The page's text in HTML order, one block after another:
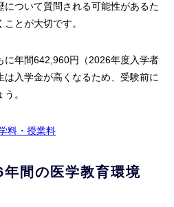
について質問される可能性があるた
とが大切です。
に年間642,960円（2026年度入学者
入学金が高くなるため、受験前に
。
料・授業料
間の医学教育環境